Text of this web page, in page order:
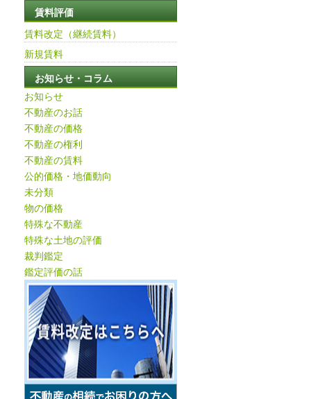
賃料評価
賃料改定（継続賃料）
新規賃料
お知らせ・コラム
お知らせ
不動産のお話
不動産の価格
不動産の権利
不動産の賃料
公的価格・地価動向
未分類
物の価格
特殊な不動産
特殊な土地の評価
裁判鑑定
鑑定評価の話